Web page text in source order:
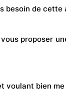
besoin de
bien